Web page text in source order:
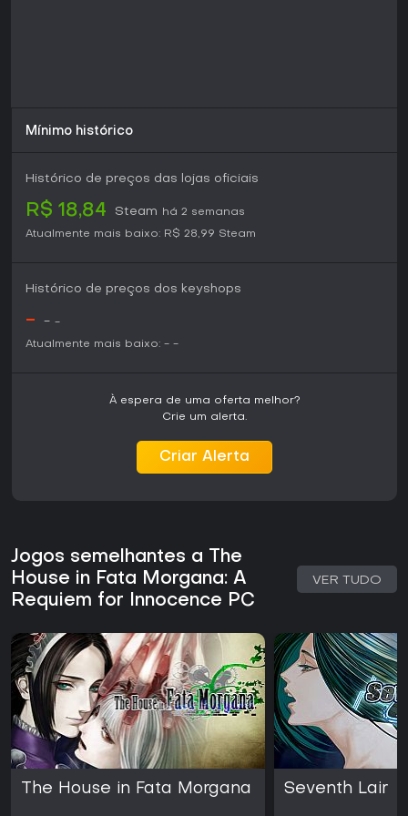
do lore. Disponível no PC, a sua natureza single-player
Mínimo histórico
Histórico de preços das lojas oficiais
R$ 18,84 Steam
há 2 semanas
Atualmente mais baixo: R$ 28,99 Steam
Histórico de preços dos keyshops
- - -
Atualmente mais baixo: - -
À espera de uma oferta melhor?
Crie um alerta.
Criar Alerta
Jogos semelhantes a The
House in Fata Morgana: A
Requiem for Innocence PC
VER TUDO
The House in Fata Morgana Seventh Lair